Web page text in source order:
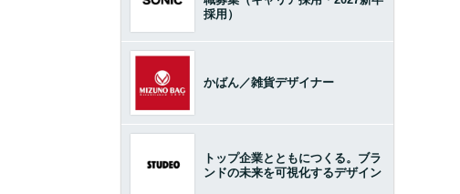
採用）
かばん／雑貨デザイナー
トップ企業とともにつくる。ブラ
ンドの未来を可視化するデザイン